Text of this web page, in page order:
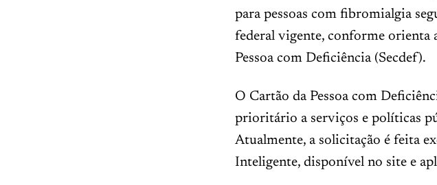
para pessoas com fibromialgia
federal vigente, conforme orienta
Pessoa com Deficiência (Secdef).
O Cartão da Pessoa com
prioritário a serviços e políticas
Atualmente, a solicitação é feita
Inteligente, disponível no site e